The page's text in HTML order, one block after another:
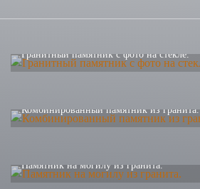
Гранитный памятник с фото на стекле.
Комбинированный памятник из гранита.
Памятник на могилу из гранита.